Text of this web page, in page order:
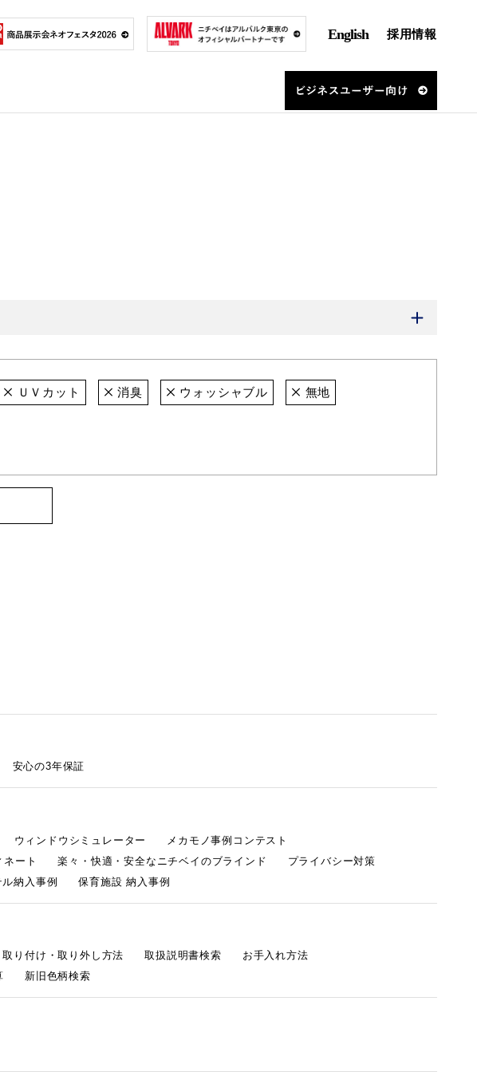
English 採用情報
ＵＶカット 消臭 ウォッシャブル 無地
安心の3年保証
ウィンドウシミュレーター
メカモノ事例コンテスト
ート 楽々・快適・安全なニチベイのブラインド
プライバシー対策
ル納入事例 保育施設 納入事例
取り付け・取り外し方法 取扱説明書検索
お手入れ方法
新旧色柄検索